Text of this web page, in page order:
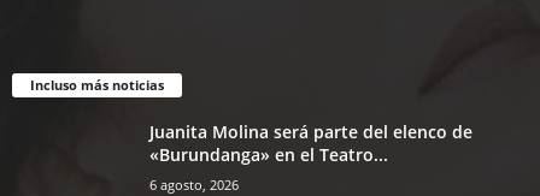
Incluso más noticias
Juanita Molina será parte del elenco de
«Burundanga» en el Teatro...
6 agosto, 2026